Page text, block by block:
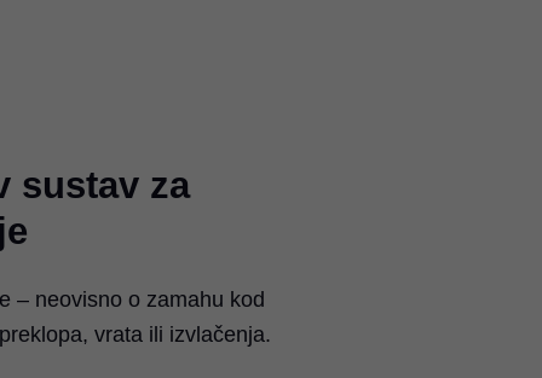
sustav za
– neovisno o zamahu kod
vrata ili izvlačenja.